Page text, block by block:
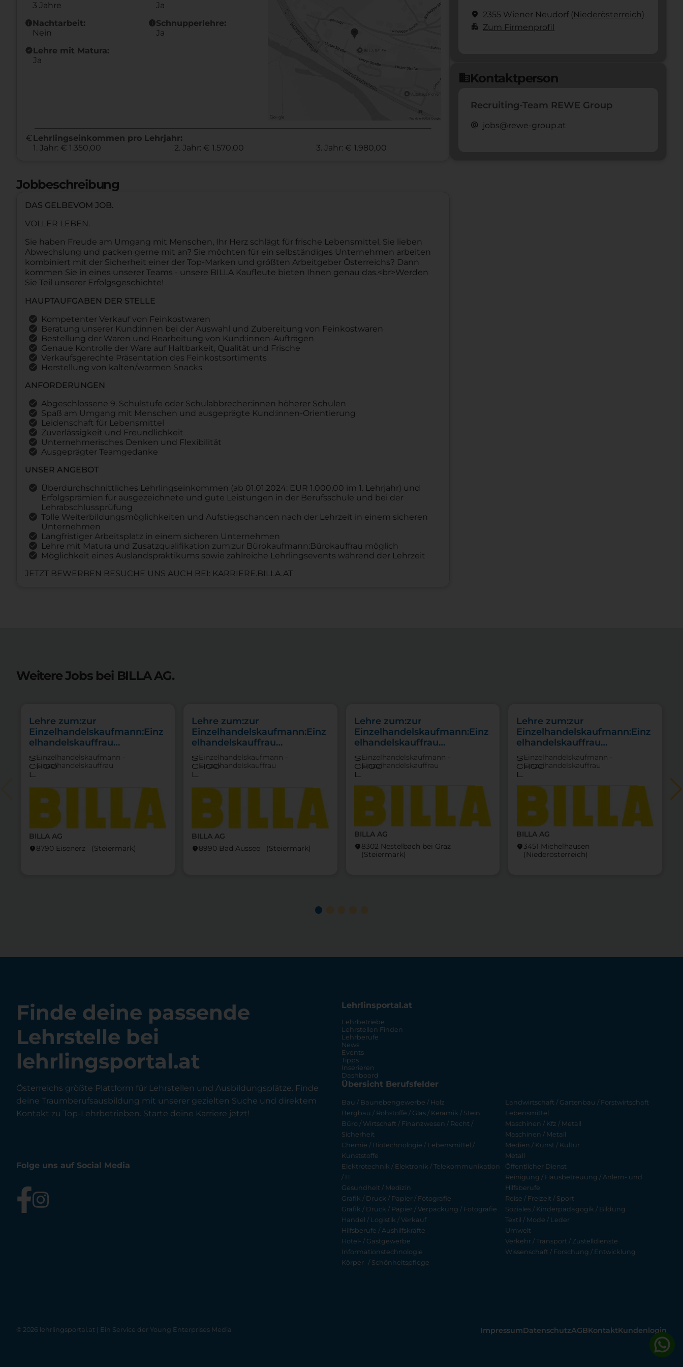
3 Jahre
Ja
infoNachtarbeit:
Nein
infoSchnupperlehre:
Ja
new_releasesLehre mit Matura:
Ja
euro Lehrlingseinkommen pro Lehrjahr:
1. Jahr: € 1.350,00
2. Jahr: € 1.570,00 3. Jahr: € 1.980,00
Jobbeschreibung
DAS GELBEVOM JOB.
VOLLER LEBEN.
Sie haben Freude am Umgang mit Menschen, Ihr Herz schlägt für frische Lebensmittel, Sie lieben
Abwechslung und packen gerne mit an? Sie möchten für ein selbständiges Unternehmen arbeiten
kombiniert mit der Sicherheit einer der Top-Marken und größten Arbeitgeber Österreichs? Dann
kommen Sie in eines unserer Teams - unsere BILLA Kaufleute bieten Ihnen genau das.<br>Werden
Sie Teil unserer Erfolgsgeschichte!
HAUPTAUFGABEN DER STELLE
Kompetenter Verkauf von Feinkostwaren
Beratung unserer Kund:innen bei der Auswahl und Zubereitung von Feinkostwaren
Bestellung der Waren und Bearbeitung von Kund:innen-Aufträgen
Genaue Kontrolle der Ware auf Haltbarkeit, Qualität und Frische
Verkaufsgerechte Präsentation des Feinkostsortiments
Herstellung von kalten/warmen Snacks
ANFORDERUNGEN
Abgeschlossene 9. Schulstufe oder Schulabbrecher:innen höherer Schulen
Spaß am Umgang mit Menschen und ausgeprägte Kund:innen-Orientierung
Leidenschaft für Lebensmittel
Zuverlässigkeit und Freundlichkeit
Unternehmerisches Denken und Flexibilität
Ausgeprägter Teamgedanke
UNSER ANGEBOT
Überdurchschnittliches Lehrlingseinkommen (ab 01.01.2024: EUR 1.000,00 im 1. Lehrjahr) und
Erfolgsprämien für ausgezeichnete und gute Leistungen in der Berufsschule und bei der
Lehrabschlussprüfung
Tolle Weiterbildungsmöglichkeiten und Aufstiegschancen nach der Lehrzeit in einem sicheren
Unternehmen
Langfristiger Arbeitsplatz in einem sicheren Unternehmen
Lehre mit Matura und Zusatzqualifikation zum:zur Bürokaufmann:Bürokauffrau möglich
Möglichkeit eines Auslandspraktikums sowie zahlreiche Lehrlingsevents während der Lehrzeit
JETZT BEWERBEN BESUCHE UNS AUCH BEI: KARRIERE.BILLA.AT
location_on 2355 Wiener Neudorf (Nieder­österreich)
apartment Zum Firmenprofil
domainKontaktperson
Recruiting-Team REWE Group
alternate_email jobs@rewe-group.at
Weitere Jobs bei BILLA AG.
BILLA AG
location_on8790 Eisenerz (Steier­mark)
Lehre zum:zur
Einzelhandelskaufmann:Einz
elhandelskauffrau
Schwerpunkt Lebensmittel
s
choo
l
Einzelhandelskaufmann -
Einzelhandelskauffrau
BILLA AG
location_on8990 Bad Aussee (Steier­mark)
Lehre zum:zur
Einzelhandelskaufmann:Einz
elhandelskauffrau
Schwerpunkt Lebensmittel
s
choo
l
Einzelhandelskaufmann -
Einzelhandelskauffrau
BILLA AG
location_on8302 Nestelbach bei Graz
(Steier­mark)
Lehre zum:zur
Einzelhandelskaufmann:Einz
elhandelskauffrau
Schwerpunkt Lebensmittel
s
choo
l
Einzelhandelskaufmann -
Einzelhandelskauffrau
BILLA AG
location_on3451 Michelhausen
(Nieder­österreich)
Lehre zum:zur
Einzelhandelskaufmann:Einz
elhandelskauffrau
Schwerpunkt Lebensmittel
s
choo
l
Einzelhandelskaufmann -
Einzelhandelskauffrau
Finde deine passende
Lehrstelle bei
lehrlingsportal.at
Österreichs größte Plattform für Lehrstellen und Ausbildungsplätze. Finde
deine Traumberufsausbildung mit unserer gezielten Suche und direktem
Kontakt zu Top-Lehrbetrieben. Starte deine Karriere jetzt!
Folge uns auf Social Media
Lehrlinsportal.at
Lehrbetriebe
Lehrstellen Finden
Lehrberufe
News
Events
Tipps
Inserieren
Dashboard
Übersicht Berufsfelder
Bau / Baunebengewerbe / Holz
Bergbau / Rohstoffe / Glas / Keramik / Stein
Büro / Wirtschaft / Finanzwesen / Recht /
Sicherheit
Chemie / Biotechnologie / Lebensmittel /
Kunststoffe
Elektrotechnik / Elektronik / Telekommunikation
/ IT
Gesundheit / Medizin
Grafik / Druck / Papier / Fotografie
Grafik / Druck / Papier / Verpackung / Fotografie
Handel / Logistik / Verkauf
Hilfsberufe / Aushilfskräfte
Hotel- / Gastgewerbe
Informationstechnologie
Körper- / Schönheitspflege
Landwirtschaft / Gartenbau / Forstwirtschaft
Lebensmittel
Maschinen / Kfz / Metall
Maschinen / Metall
Medien / Kunst / Kultur
Metall
Öffentlicher Dienst
Reinigung / Hausbetreuung / Anlern- und
Hilfsberufe
Reise / Freizeit / Sport
Soziales / Kinderpädagogik / Bildung
Textil / Mode / Leder
Umwelt
Verkehr / Transport / Zustelldienste
Wissenschaft / Forschung / Entwicklung
© 2026 lehrlingsportal.at | Ein Service der Young Enterprises Media ImpressumDatenschutzAGBKontaktKundenlogin